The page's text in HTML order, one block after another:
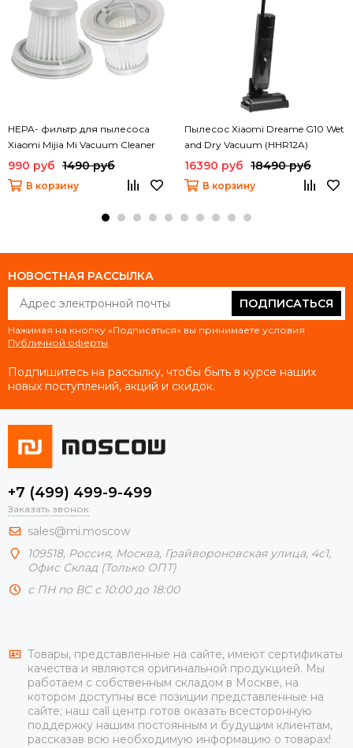
HEPA- фильтр для пылесоса
Xiaomi Mijia Mi Vacuum Cleaner
mini (SSXCQ01XY) (2 шт)
990 руб 1490 руб
В корзину
Пылесос Xiaomi Dreame G10 Wet
and Dry Vacuum (HHR12A)
16390 руб 18490 руб
В корзину
НОВОСТНАЯ РАССЫЛКА
ПОДПИСАТЬСЯ
Нажимая на кнопку «Подписаться» вы принимаете условия
Публичной оферты
Подпишитесь на рассылку, чтобы быть в курсе наших
новых поступлений, акций и скидок.
+7 (499) 499-9-499
Заказать звонок
sales@mi.moscow
109518, Россия, Москва, Грайвороновская улица, 4с1,
Офис Склад (Только ОПТ)
с ПН по ВС с 10:00 до 18:00
Товары, представленные на сайте, имеют сертификаты
качества и являются оригинальной продукцией. Мы
работаем с собственным складом в Москве, на
котором доступны все позиции представленные на
сайте; наш call центр готов оказать всесторонную
поддержку нашим постоянным и будущим клиентам,
рассказав всю необходимую информацию о товарах!